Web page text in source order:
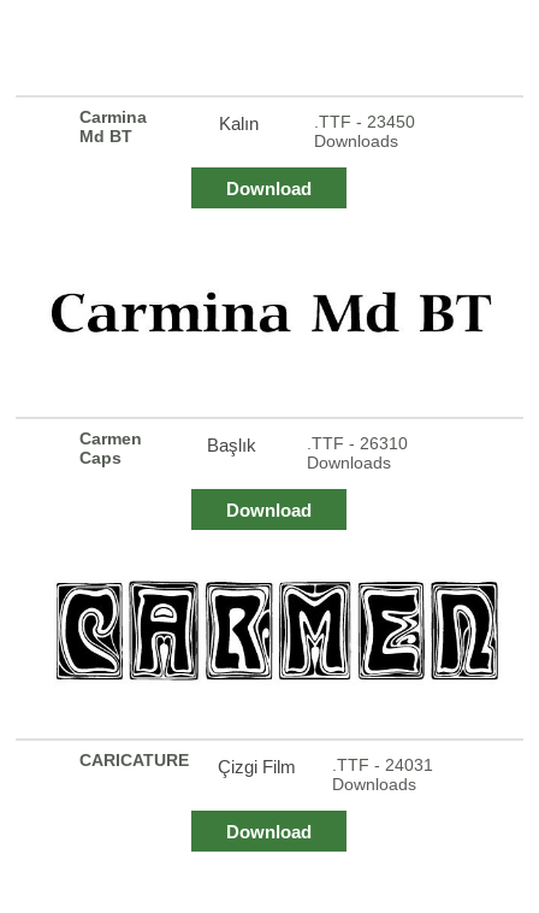
Carmina
Md BT
Kalın
.TTF - 23450
Downloads
Download
Carmen
Caps
Başlık
.TTF - 26310
Downloads
Download
CARICATURE Çizgi Film
.TTF - 24031
Downloads
Download